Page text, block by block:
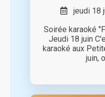
jeudi 18
Soirée karaoké
Jeudi 18 juin
karaoké aux
juin,